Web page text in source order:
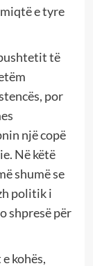
e tyre
të
por
një copë
Në këtë
shumë se
politik i
shpresë për
kohës,